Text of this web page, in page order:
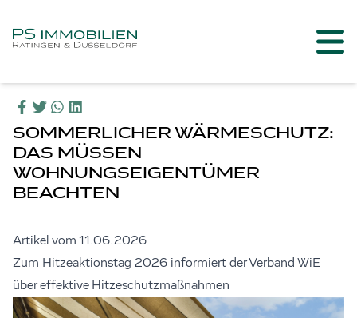
SOMMERLICHER WÄRMESCHUTZ:
DAS MÜSSEN
WOHNUNGSEIGENTÜMER
BEACHTEN
Artikel vom 11.06.2026
Zum Hitzeaktionstag 2026 informiert der Verband WiE
über effektive Hitzeschutzmaßnahmen